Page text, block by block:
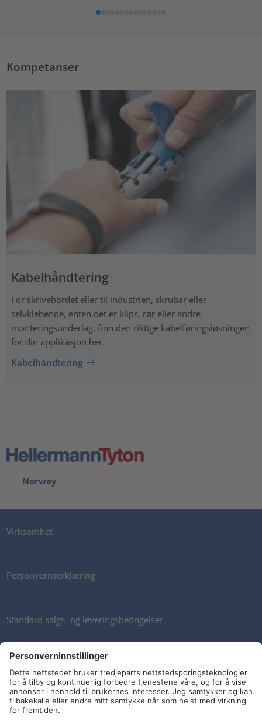
Kompetanser
Kabelhåndtering
For skrivebordet eller til industrien, skrubar eller
selvklebende, enten det er klips, rør eller andre
monteringsunderlag, finn den riktige kabelføringsløsningen
for din applikasjon her.
Kabelhåndtering
Norway
Virksomhet
Personvernserklæring
Standard salgs- og leveringsbetingelser
Nyhetsbrev